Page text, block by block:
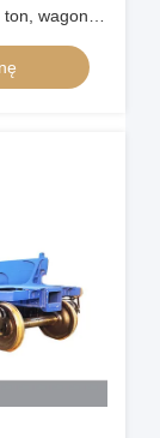
wagon z
AAR